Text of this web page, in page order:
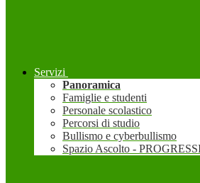
Servizi
Panoramica
Famiglie e studenti
Personale scolastico
Percorsi di studio
Bullismo e cyberbullismo
Spazio Ascolto -